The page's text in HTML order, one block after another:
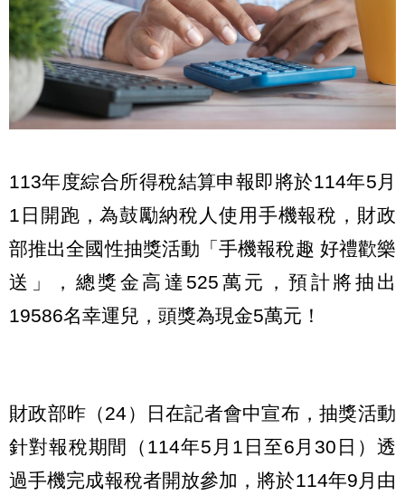
113年度綜合所得稅結算申報即將於114年5月
1日開跑，為鼓勵納稅人使用手機報稅，財政
部推出全國性抽獎活動「手機報稅趣 好禮歡樂
送」，總獎金高達525萬元，預計將抽出
19586名幸運兒，頭獎為現金5萬元！
財政部昨（24）日在記者會中宣布，抽獎活動
針對報稅期間（114年5月1日至6月30日）透
過手機完成報稅者開放參加，將於114年9月由